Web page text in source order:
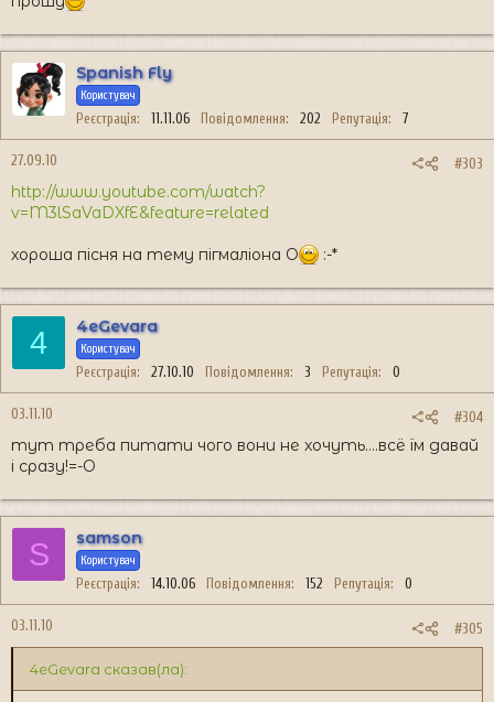
Spanish Fly
Користувач
Реєстрація 11.11.06 Повідомлення 202 Репутація 7
27.09.10 #303
http://www.youtube.com/watch?
v=M3lSaVaDXfE&feature=related
хороша пісня на тему пігмаліона O :-*
4 4eGevara
Користувач
Реєстрація 27.10.10 Повідомлення 3 Репутація 0
03.11.10 #304
тут треба питати чого вони не хочуть....всё їм давай
і сразу!=-O
S samson
Користувач
Реєстрація 14.10.06 Повідомлення 152 Репутація 0
03.11.10 #305
4eGevara сказав(ла):